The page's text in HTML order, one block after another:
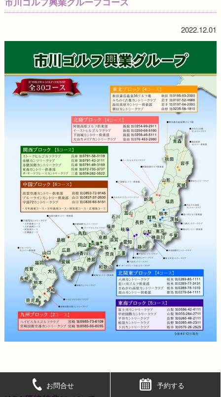
2022.12.01
お問合せ 予約する